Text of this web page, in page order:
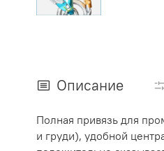
Описание
Полная привязь для
и груди), удобной